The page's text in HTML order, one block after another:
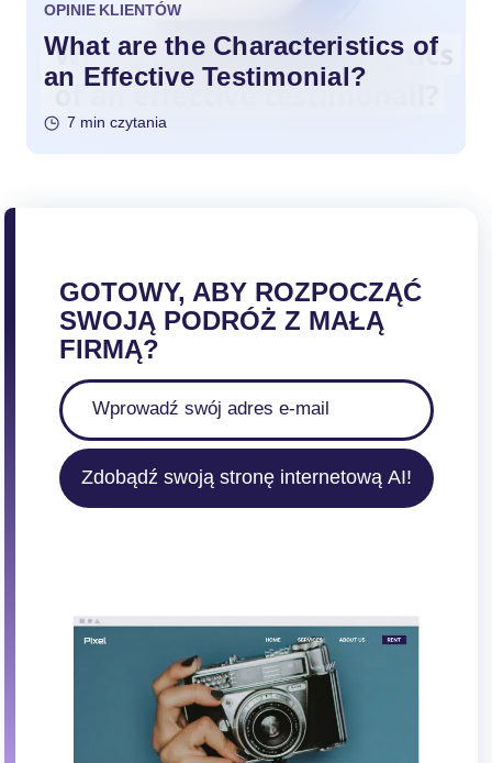
OPINIE KLIENTÓW
What are the Characteristics of
an Effective Testimonial?
7 min czytania
GOTOWY, ABY ROZPOCZĄĆ
SWOJĄ PODRÓŻ Z MAŁĄ
FIRMĄ?
Zdobądź swoją stronę internetową AI!